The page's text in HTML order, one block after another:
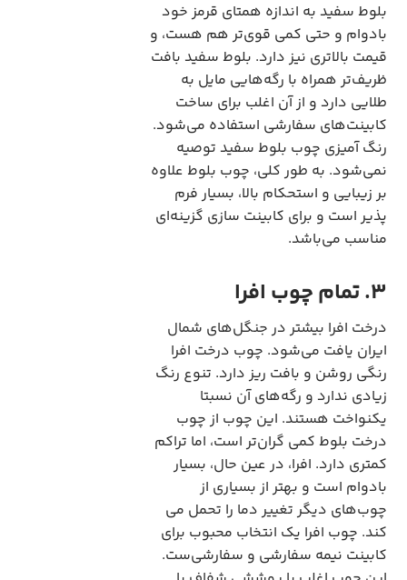
بلوط سفید به اندازه همتای قرمز خود
بادوام و حتی کمی قوی‌تر هم هست، و
قیمت بالاتری نیز دارد. بلوط سفید بافت
ظریف‌تر همراه با رگه‌هایی مایل به
طلایی دارد و از آن اغلب برای ساخت
کابینت‌های سفارشی استفاده می‌شود.
رنگ آمیزی چوب بلوط سفید توصیه
نمی‌شود. به طور کلی، چوب بلوط علاوه
بر زیبایی و استحکام بالا، بسیار فرم
پذیر است و برای کابینت سازی گزینه‌ای
مناسب می‌باشد.
3. تمام چوب افرا
درخت افرا بیشتر در جنگل‌های شمال
ایران یافت می‌شود. چوب درخت افرا
رنگی روشن و بافت ریز دارد. تنوع رنگ
زیادی ندارد و رگه‌های آن نسبتا
یکنواخت هستند. این چوب از چوب
درخت بلوط کمی گران‌تر است، اما تراکم
کمتری دارد. افرا، در عین حال، بسیار
بادوام است و بهتر از بسیاری از
چوب‌های دیگر تغییر دما را تحمل می
کند. چوب افرا یک انتخاب محبوب برای
کابینت نیمه سفارشی و سفارشی‌ست.